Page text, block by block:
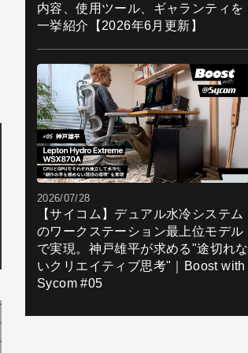
内容、使用ツール、ギャランティを
一挙紹介【2026年6月更新】
2026/07/28
【サイコム】デュアル水冷システム
のワークステーション最上位モデル
で実現。神戸雄平が求める"途切れな
いクリエイティブ思考"｜Boost with
Sycom #05